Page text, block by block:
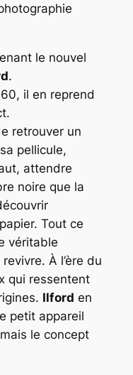
le nouvel
.
il en reprend
retrouver un
pellicule,
attendre
noire que la
Tout ce
véritable
À l’ère du
qui ressentent
Ilford en
petit appareil
le concept